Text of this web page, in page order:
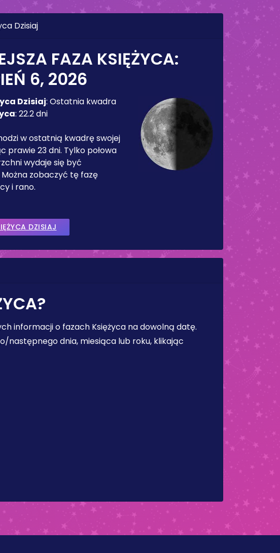
Dzisiaj
FAZA KSIĘŻYCA:
6, 2026
Dzisiaj: Ostatnia kwadra
: 22.2 dni
w ostatnią kwadrę swojej
prawie 23 dni. Tylko połowa
wydaje się być
zobaczyć tę fazę
i rano.
DZISIAJ
informacji o fazach Księżyca na dowolną datę.
następnego dnia, miesiąca lub roku, klikając